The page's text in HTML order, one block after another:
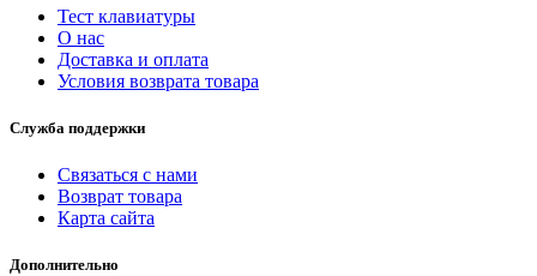
Тест клавиатуры
О нас
Доставка и оплата
Условия возврата товара
Служба поддержки
Связаться с нами
Возврат товара
Карта сайта
Дополнительно